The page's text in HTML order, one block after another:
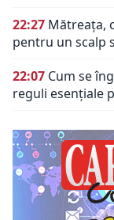
22:27 Mătreața,
pentru un scalp
22:07 Cum se
reguli esențiale